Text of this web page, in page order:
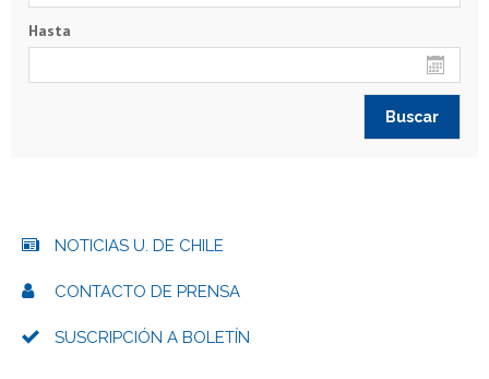
Hasta
NOTICIAS U. DE CHILE
CONTACTO DE PRENSA
SUSCRIPCIÓN A BOLETÍN